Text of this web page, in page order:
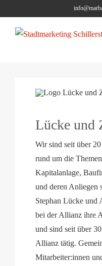
content
Lücke und
Wir sind seit über
rund um die
Kapitalanlage,
und deren Anliegen
Stephan Lücke und
bei der Allianz ihre
und sind seit über
Allianz tätig.
Mitarbeiter:innen